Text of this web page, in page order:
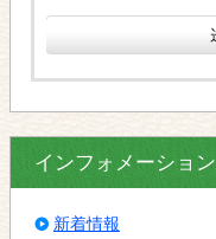
インフォメーション
新着情報